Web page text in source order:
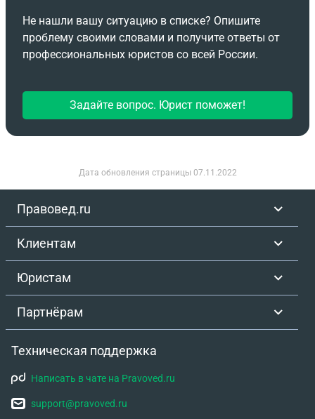
Не нашли вашу ситуацию в списке? Опишите
проблему своими словами и получите ответы от
профессиональных юристов со всей России.
Задайте вопрос. Юрист поможет!
Дата обновления страницы 07.11.2022
Правовед.ru
Клиентам
Юристам
Партнёрам
Техническая поддержка
Написать в чате на Pravoved.ru
support@pravoved.ru